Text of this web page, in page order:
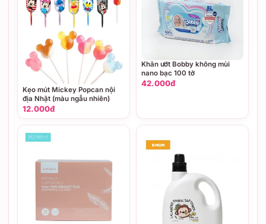
Kẹo mút Mickey Popcan nội
địa Nhật (màu ngẫu nhiên)
12.000đ
Khăn ướt Bobby không mùi
nano bạc 100 tờ
42.000đ